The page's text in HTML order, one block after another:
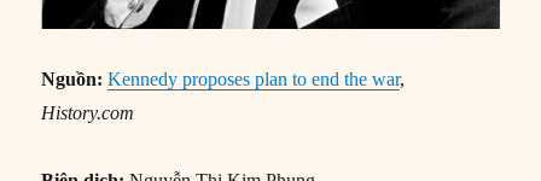
Nguồn:Kennedy proposes plan to end the war,
History.com